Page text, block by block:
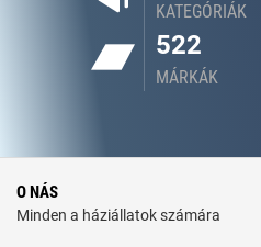
KATEGÓRIÁK
522
MÁRKÁK
O NÁS
Minden a háziállatok számára